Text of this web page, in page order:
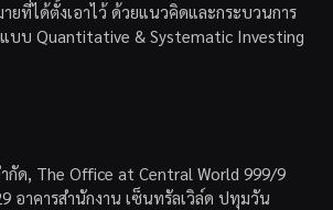
ยที่ได้ตั้งเอาไว้ ด้วยแนวคิดและกระบวนการ
บบ Quantitative & Systematic Investing
กัด, The Office at Central World 999/9
อาคารสำนักงาน เซ็นทรัลเวิล์ด ปทุมวัน